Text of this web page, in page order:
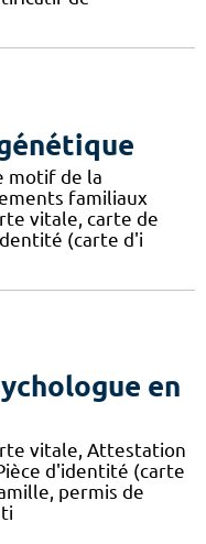
motif de la
familiaux
vitale, carte de
(carte d'i
en
vitale, Attestation
d'identité (carte
permis de